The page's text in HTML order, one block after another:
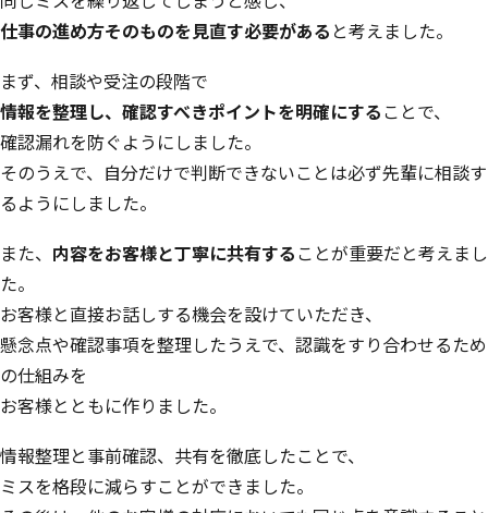
仕事の進め方そのものを見直す必要がある と考えました。
まず、相談や受注の段階で
情報を整理し、確認すべきポイントを明確にする ことで、
確認漏れを防ぐようにしました。
そのうえで、自分だけで判断できないことは必ず先輩に相談す
るようにしました。
また、 内容をお客様と丁寧に共有する ことが重要だと考えまし
た。
お客様と直接お話しする機会を設けていただき、
懸念点や確認事項を整理したうえで、認識をすり合わせるため
の仕組みを
お客様とともに作りました。
情報整理と事前確認、共有を徹底したことで、
ミスを格段に減らすことができました。